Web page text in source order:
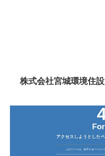
株式会社宮城環境住設